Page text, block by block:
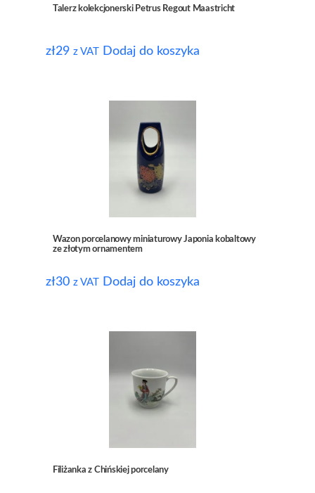
Talerz kolekcjonerski Petrus Regout Maastricht
zł29 z VAT Dodaj do koszyka
Wazon porcelanowy miniaturowy Japonia kobaltowy
ze złotym ornamentem
zł30 z VAT Dodaj do koszyka
Filiżanka z Chińskiej porcelany